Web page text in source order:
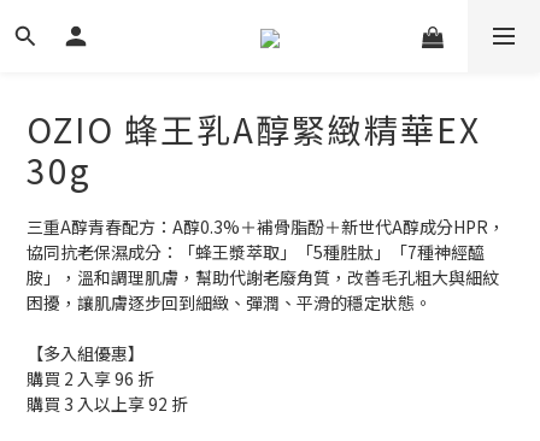
OZIO 蜂王乳A醇緊緻精華EX
30g
三重A醇青春配方：A醇0.3%＋補骨脂酚＋新世代A醇成分HPR，
協同抗老保濕成分：「蜂王漿萃取」「5種胜肽」「7種神經醯
胺」，溫和調理肌膚，幫助代謝老廢角質，改善毛孔粗大與細紋
困擾，讓肌膚逐步回到細緻、彈潤、平滑的穩定狀態。
【多入組優惠】
購買 2 入享 96 折
購買 3 入以上享 92 折